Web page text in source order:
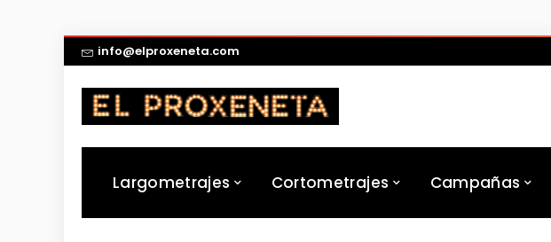
info@elproxeneta.com
Largometrajes Cortometrajes Campañas